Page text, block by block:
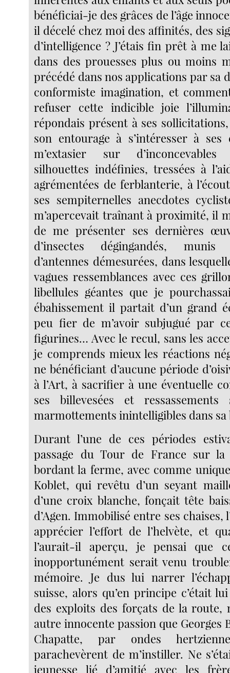
bénéficiai-je des grâces de l’âge
il décelé chez moi des affinités, des
d’intelligence ? J’étais fin prêt à me
dans des prouesses plus ou moins
précédé dans nos applications par sa
conformiste imagination, et
refuser cette indicible joie
répondais présent à ses
son entourage à s’intéresser à ses
m’extasier sur
silhouettes indéfinies, tressées à
agrémentées de ferblanterie, à
ses sempiternelles anecdotes
m’apercevait traînant à proximité, il
de me présenter ses dernières
d’insectes dégingandés,
d’antennes démesurées, dans
vagues ressemblances avec ces
libellules géantes que je
ébahissement il partait d’un grand
peu fier de m’avoir subjugué par
figurines… Avec le recul, sans les
je comprends mieux les réactions
ne bénéficiant d’aucune période
à l’Art, à sacrifier à une éventuelle
ses billevesées et
marmottements inintelligibles dans
Durant l’une de ces périodes
passage du Tour de France sur
bordant la ferme, avec comme
Koblet, qui revêtu d’un seyant
d’une croix blanche, fonçait tête
d’Agen. Immobilisé entre ses chaises,
apprécier l’effort de l’helvète, et
l’aurait-il aperçu, je pensai que
inopportunément serait venu
mémoire. Je dus lui narrer
suisse, alors qu’en principe c’était
des exploits des forçats de la route,
autre innocente passion que Georges
Chapatte, par ondes
parachevèrent de m’instiller. Ne
jeunesse lié d’amitié avec les